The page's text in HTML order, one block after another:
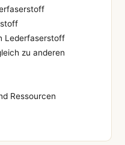
Lederfaserstoff
zu anderen
Ressourcen